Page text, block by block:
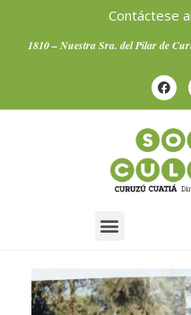
Contáctese al
1810 – Nuestra Sra. del Pilar de